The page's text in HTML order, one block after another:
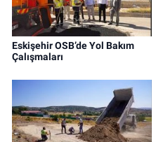
Eskişehir OSB’de Yol Bakım
Çalışmaları